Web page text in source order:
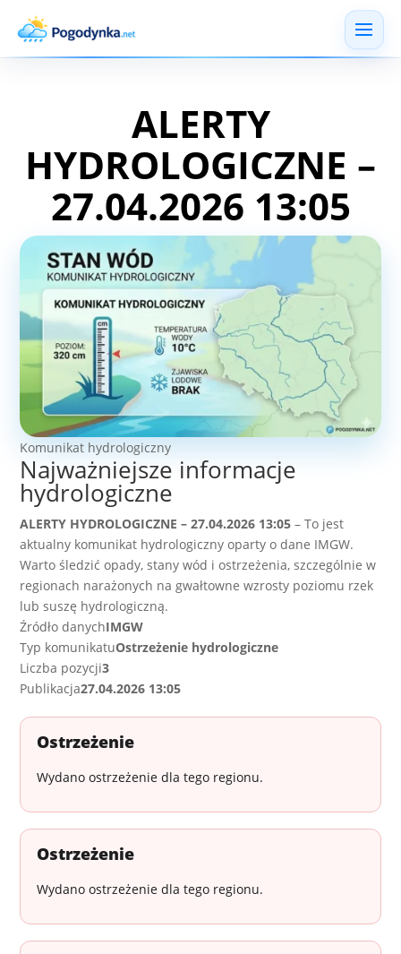
ALERTY
HYDROLOGICZNE –
27.04.2026 13:05
Komunikat hydrologiczny
Najważniejsze informacje
hydrologiczne
ALERTY HYDROLOGICZNE – 27.04.2026 13:05 – To jest
aktualny komunikat hydrologiczny oparty o dane IMGW.
Warto śledzić opady, stany wód i ostrzeżenia, szczególnie w
regionach narażonych na gwałtowne wzrosty poziomu rzek
lub suszę hydrologiczną.
Źródło danychIMGW
Typ komunikatuOstrzeżenie hydrologiczne
Liczba pozycji3
Publikacja27.04.2026 13:05
Ostrzeżenie
Wydano ostrzeżenie dla tego regionu.
Ostrzeżenie
Wydano ostrzeżenie dla tego regionu.